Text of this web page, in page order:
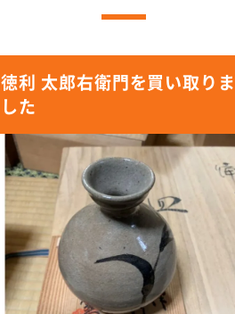
徳利 太郎右衛門を買い取りま
した